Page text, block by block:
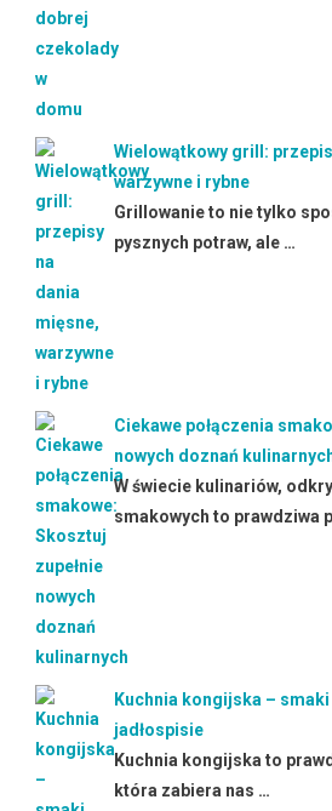
Wielowątkowy grill:
warzywne i rybne
Grillowanie to nie tylko
pysznych potraw, ale …
Ciekawe połączenia
nowych doznań
W świecie kulinariów,
smakowych to prawdziwa
Kuchnia kongijska –
jadłospisie
Kuchnia kongijska to
która zabiera nas …